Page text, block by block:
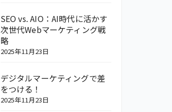
SEO vs. AIO：AI時代に活かす
次世代Webマーケティング戦
略
2025年11月23日
デジタルマーケティングで差
をつける！
2025年11月23日